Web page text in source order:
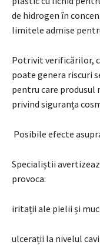
de hidrogen în
limitele admise
Potrivit verificărilor,
poate genera riscuri
pentru care produsul
privind siguranța
Posibile efecte
Specialiștii
provoca:
iritații ale pielii și
ulcerații la nivelul